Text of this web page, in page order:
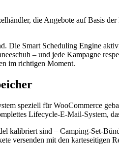
die Angebote auf Basis
Smart Scheduling Engine
– und jede Kampagne
im richtigen Moment.
speziell für WooCommerce
Lifecycle-E-Mail-System,
kalibriert sind – Camping-Set-
versenden mit den